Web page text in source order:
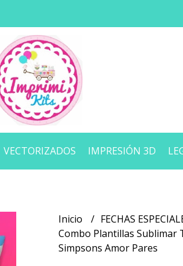
VECTORIZADOS IMPRESIÓN 3D
Inicio FECHAS
Combo Plantillas Sublimar
Simpsons Amor Pares